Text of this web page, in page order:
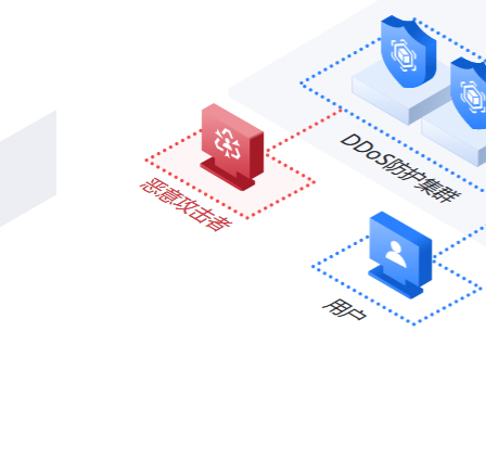
＋大数据协同
依托强大的自研防护集群优势，结合 AI 智能引擎
维算法，实现大数据联动防护